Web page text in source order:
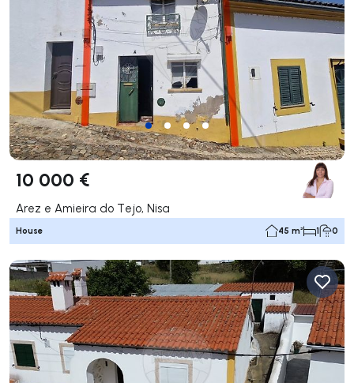
10 000 €
Arez e Amieira do Tejo, Nisa
House 45 m² 1 0